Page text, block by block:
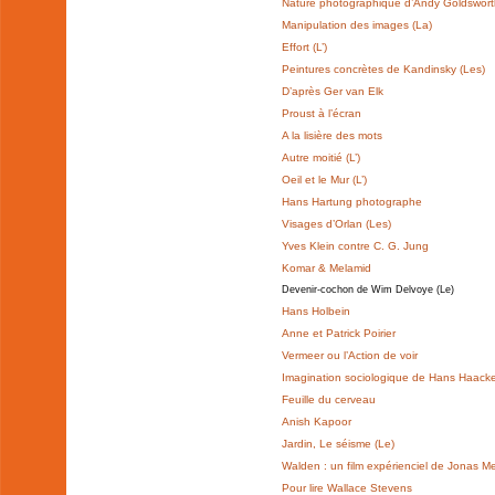
Nature photographique d’Andy
Manipulation des images (La)
Effort (L’)
Peintures concrètes de Kandinsky (Les)
D’après Ger van Elk
Proust à l’écran
A la lisière des mots
Autre moitié (L’)
Oeil et le Mur (L’)
Hans Hartung photographe
Visages d’Orlan (Les)
Yves Klein contre C. G. Jung
Komar & Melamid
Devenir-cochon de Wim Delvoye (Le)
Hans Holbein
Anne et Patrick Poirier
Vermeer ou l’Action de voir
Imagination sociologique de Hans Haacke
Feuille du cerveau
Anish Kapoor
Jardin, Le séisme (Le)
Walden : un film expérienciel de Jonas
Pour lire Wallace Stevens